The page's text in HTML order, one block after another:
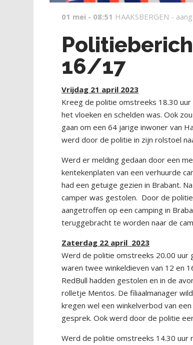
01 mei - 08:51 HAAKSBERGEN -
16/17
Vrijdag 21 april 2023
Kreeg de politie omstreeks 18.30
het vloeken en schelden was. Ook
gaan om een 64 jarige inwoner van
werd door de politie in zijn rolstoel
Werd er melding gedaan door een
kentekenplaten van een verhuurde
had een getuige gezien in Brabant.
camper was gestolen. Door de
aangetroffen op een camping in
teruggebracht te worden naar de
Zaterdag 22 april 2023
Werd de politie omstreeks 20.00 uur
waren twee winkeldieven van 12 en
RedBull hadden gestolen en in de
rolletje Mentos. De filiaalmanager
kregen wel een winkelverbod van
gesprek. Ook werd door de politie
Werd de politie omstreeks 14.30 uur